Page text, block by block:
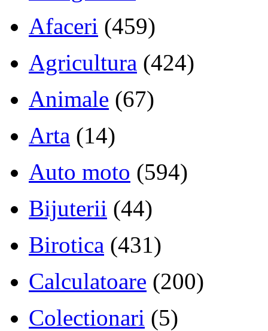
Afaceri (459)
Agricultura (424)
Animale (67)
Arta (14)
Auto moto (594)
Bijuterii (44)
Birotica (431)
Calculatoare (200)
Colectionari (5)